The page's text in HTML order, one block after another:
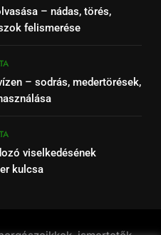
– nádas, törés,
felismerése
– sodrás, medertörések,
viselkedésének
kulcsa